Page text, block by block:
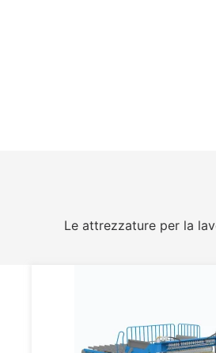
Le attrezzature per la